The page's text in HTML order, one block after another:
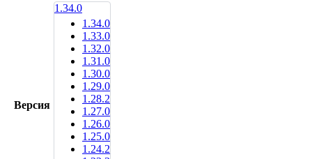
Версия
1.34.0
1.34.0
1.33.0
1.32.0
1.31.0
1.30.0
1.29.0
1.28.2
1.27.0
1.26.0
1.25.0
1.24.2